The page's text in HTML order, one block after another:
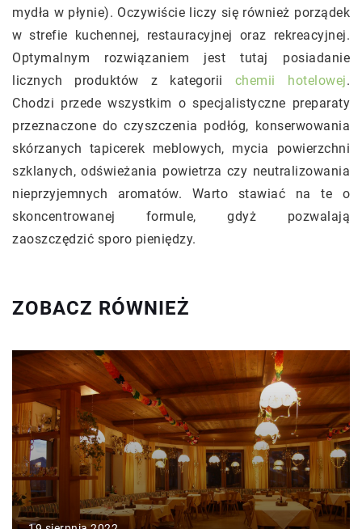
mydła w płynie). Oczywiście liczy się również porządek
w strefie kuchennej, restauracyjnej oraz rekreacyjnej.
Optymalnym rozwiązaniem jest tutaj posiadanie
licznych produktów z kategorii chemii hotelowej.
Chodzi przede wszystkim o specjalistyczne preparaty
przeznaczone do czyszczenia podłóg, konserwowania
skórzanych tapicerek meblowych, mycia powierzchni
szklanych, odświeżania powietrza czy neutralizowania
nieprzyjemnych aromatów. Warto stawiać na te o
skoncentrowanej formule, gdyż pozwalają
zaoszczędzić sporo pieniędzy.
ZOBACZ RÓWNIEŻ